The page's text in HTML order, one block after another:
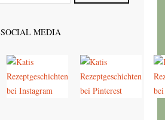
SOCIAL MEDIA